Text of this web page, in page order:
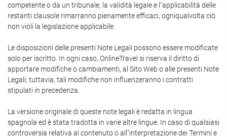
competente o da un tribunale, la validità legale e l"applicabilità delle
restanti clausole rimarranno pienamente efficaci, ogniqualvolta ciò
non violi la legislazione applicabile.
Le disposizioni delle presenti Note Legali possono essere modificate
solo per iscritto. In ogni caso, OnlineTravel si riserva il diritto di
apportare modifiche o cambiamenti, al Sito Web o alle presenti Note
Legali; tuttavia, tali modifiche non influenzeranno i contratti
stipulati in precedenza.
La versione originale di queste note legali è redatta in lingua
spagnola ed è stata tradotta in varie altre lingue. In caso di qualsiasi
controversia relativa al contenuto o all"interpretazione dei Termini e